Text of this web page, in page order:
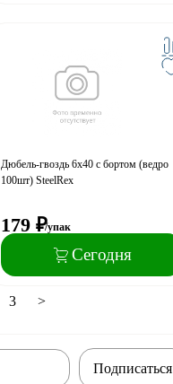
Дюбель-гвоздь 6x40 с бортом (ведро
100шт) SteelRex
179 ₽/упак
Сегодня
3 >
Подписаться